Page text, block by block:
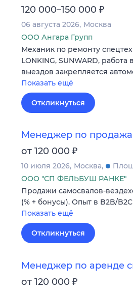
120 000–150 000 ₽
06 августа 2026 Москва
ООО Ангара Групп
Механик по ремонту
LONKING, SUNWARD,
выездов закрепляется
Показать ещё
Откликнуться
Менеджер по
от 120 000 ₽
10 июля 2026 Москва
ООО "СП ФЕЛЬБУШ РАНКЕ"
Продажи самосвалов-
(% + бонусы). Опыт в B2B/
Показать ещё
Откликнуться
Менеджер по аренде
от 120 000 ₽